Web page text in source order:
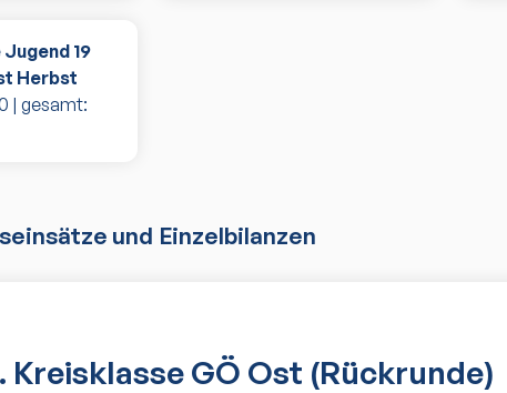
19
Herbst
| gesamt:
und Einzelbilanzen
Kreisklasse GÖ Ost (Rückrunde)